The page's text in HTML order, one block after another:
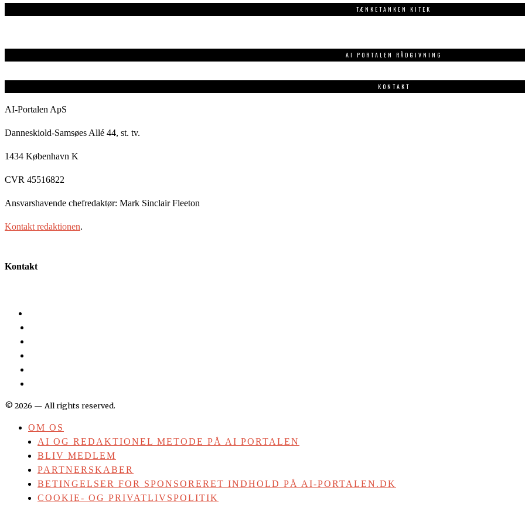
TÆNKETANKEN KITEK
AI PORTALEN RÅDGIVNING
KONTAKT
AI-Portalen ApS
Danneskiold-Samsøes Allé 44, st. tv.
1434 København K
CVR 45516822
Ansvarshavende chefredaktør: Mark Sinclair Fleeton
Kontakt redaktionen.
Kontakt
©2026 — All rights reserved.
OM OS
AI OG REDAKTIONEL METODE PÅ AI PORTALEN
BLIV MEDLEM
PARTNERSKABER
BETINGELSER FOR SPONSORERET INDHOLD PÅ AI-PORTALEN.DK
COOKIE- OG PRIVATLIVSPOLITIK